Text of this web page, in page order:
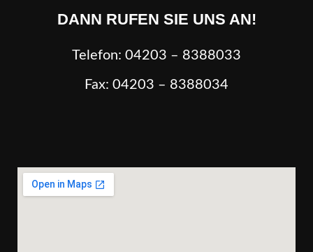
DANN RUFEN SIE UNS AN!
Telefon: 04203 – 8388033
Fax: 04203 – 8388034